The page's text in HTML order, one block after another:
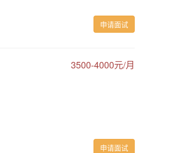
申请面试
3500-4000元/月
申请面试